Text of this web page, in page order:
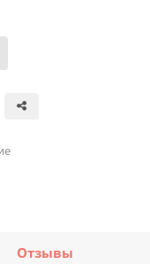
Отзывы